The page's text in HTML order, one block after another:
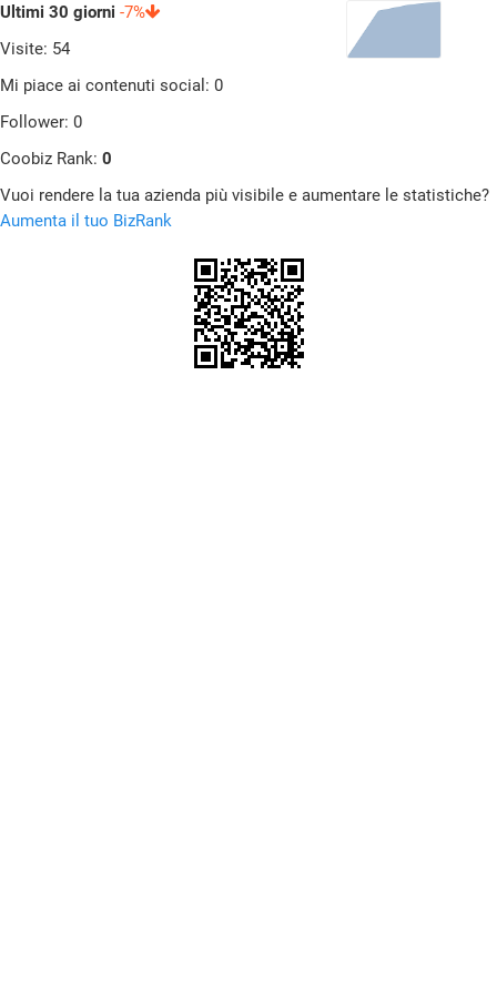
Ultimi 30 giorni -7%
Visite: 54
Mi piace ai contenuti social: 0
Follower: 0
Coobiz Rank: 0
Vuoi rendere la tua azienda più visibile e aumentare le statistiche?
Aumenta il tuo BizRank